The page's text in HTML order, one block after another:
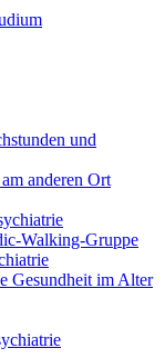
und
anderen Ort
Walking-Gruppe
Gesundheit im Alter